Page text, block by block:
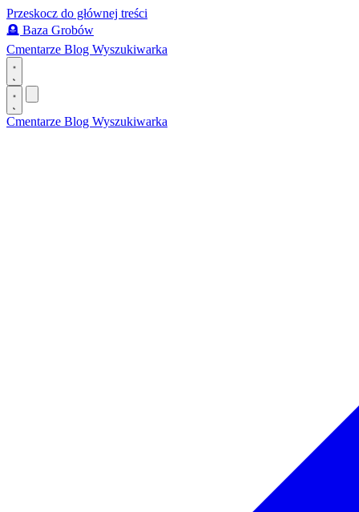
Przeskocz do głównej treści
🪦 Baza Grobów
Cmentarze Blog Wyszukiwarka
Cmentarze Blog Wyszukiwarka